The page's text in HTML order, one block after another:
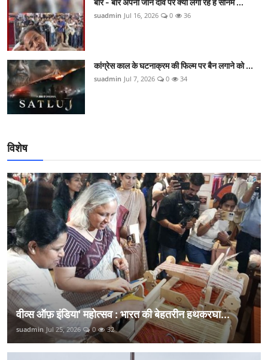
suadmin Jul 16, 2026 0 36
कांग्रेस काल के घटनाक्रम की फिल्म पर बैन लगाने को ...
suadmin Jul 7, 2026 0 34
विशेष
वीव्स ऑफ़ इंडिया' महोत्सव : भारत की बेहतरीन हथकरघा...
suadmin Jul 25, 2026 0 32